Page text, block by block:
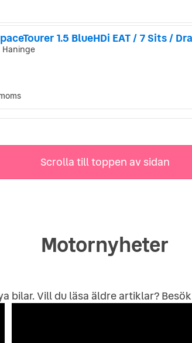
1.5 BlueHDi EAT / 7 Sits /
Haninge
Scrolla till toppen av sidan
Motornyheter
bilar. Vill du läsa äldre artiklar?